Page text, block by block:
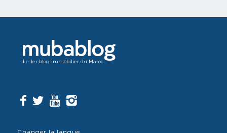
Le 1er blog immobilier du Maroc